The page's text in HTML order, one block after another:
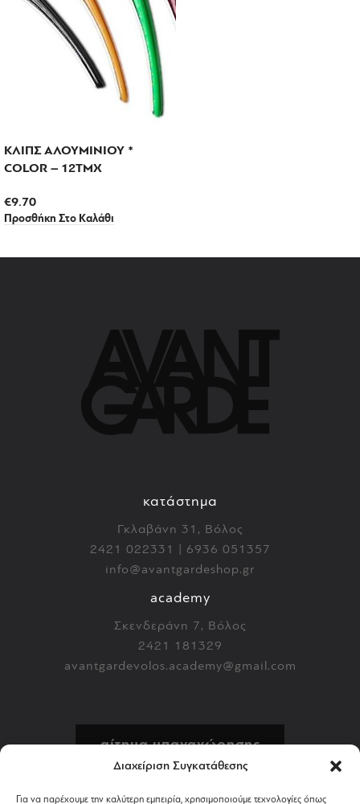
Διαχείριση Συγκατάθεσης
Για να παρέχουμε την καλύτερη εμπειρία, χρησιμοποιούμε τεχνολογίες όπως
ΚΛΙΠΣ ΑΛΟΥΜΙΝΙΟΥ *
COLOR – 12ΤΜΧ
€9.70
Προσθήκη Στο Καλάθι
κατάστημα
Γκλαβάνη 31, Βόλος
2421 022331 | 6936 051357
info@avantgardeshop.gr
academy
Σκενδεράνη 7, Βόλος
2421 181329
avantgardevolos.academy@gmail.com
αίτημα υπαναχώρησης